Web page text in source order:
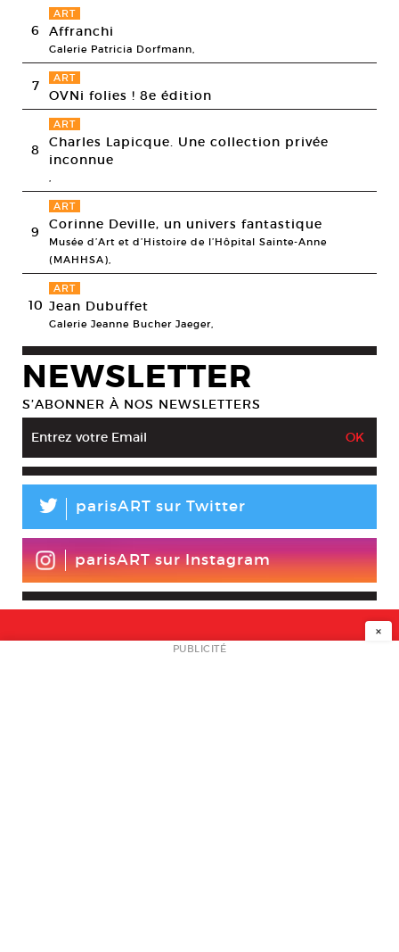
6
ART
Affranchi
Galerie Patricia Dorfmann,
7 ART
OVNi folies ! 8e édition
8
ART
Charles Lapicque. Une collection privée
inconnue
,
9
ART
Corinne Deville, un univers fantastique
Musée d’Art et d’Histoire de l’Hôpital Sainte-Anne
(MAHHSA),
10
ART
Jean Dubuffet
Galerie Jeanne Bucher Jaeger,
NEWSLETTER
S’ABONNER À NOS NEWSLETTERS
L parisART sur Twitter
parisART sur Instagram
NEWSLETTER
×
PUBLICITÉ